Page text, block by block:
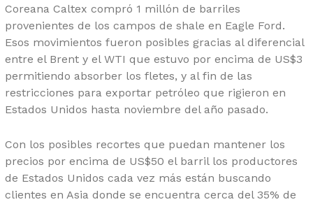
Coreana Caltex compró 1 millón de barriles
provenientes de los campos de shale en Eagle Ford.
Esos movimientos fueron posibles gracias al diferencial
entre el Brent y el WTI que estuvo por encima de US$3
permitiendo absorber los fletes, y al fin de las
restricciones para exportar petróleo que rigieron en
Estados Unidos hasta noviembre del año pasado.
Con los posibles recortes que puedan mantener los
precios por encima de US$50 el barril los productores
de Estados Unidos cada vez más están buscando
clientes en Asia donde se encuentra cerca del 35% de